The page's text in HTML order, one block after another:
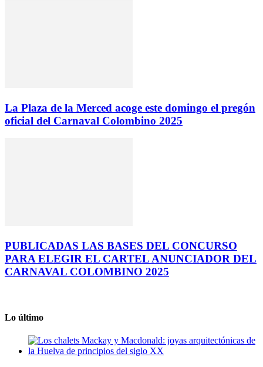
La Plaza de la Merced acoge este domingo el pregón
oficial del Carnaval Colombino 2025
PUBLICADAS LAS BASES DEL CONCURSO
PARA ELEGIR EL CARTEL ANUNCIADOR DEL
CARNAVAL COLOMBINO 2025
Lo último